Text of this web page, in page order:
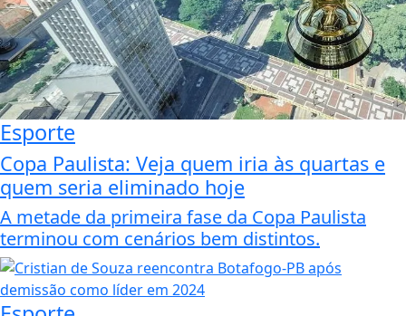
Esporte
Copa Paulista: Veja quem iria às quartas e
quem seria eliminado hoje
A metade da primeira fase da Copa Paulista
terminou com cenários bem distintos.